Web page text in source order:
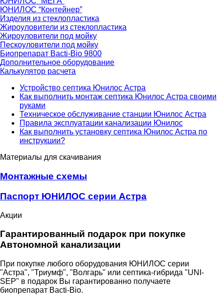
ЮНИЛОС “Контейнер”
Изделия из стеклопластика
Жироуловители из стеклопластика
Жироуловители под мойку
Пескоуловители под мойку
Биопрепарат Bacti-Bio 9800
Дополнительное оборудование
Калькулятор расчета
Устройство септика Юнилос Астра
Как выполнить монтаж септика Юнилос Астра своими
руками
Техническое обслуживание станции Юнилос Астра
Правила эксплуатации канализации Юнилос
Как выполнить установку септика Юнилос Астра по
инструкции?
Материалы для скачивания
Монтажные схемы
Паспорт ЮНИЛОС серии Астра
Акции
Гарантированный подарок при покупке
Автономной канализации
При покупке любого оборудования ЮНИЛОС серии
"Астра", "Триумф", "Волгарь" или септика-гибрида "UNI-
SEP" в подарок Вы гарантированно получаете
биопрепарат Bacti-Bio.